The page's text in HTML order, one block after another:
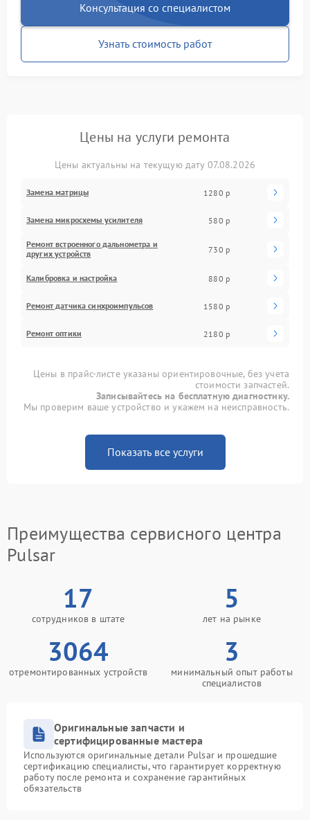
Консультация со специалистом
Узнать стоимость работ
Цены на услуги ремонта
Цены актуальны на текущую дату 07.08.2026
Замена матрицы 1280 р
Замена микросхемы усилителя 580 р
Ремонт встроенного дальнометра и
других устройств
730 р
Калибровка и настройка 880 р
Ремонт датчика синхроимпульсов 1580 р
Ремонт оптики 2180 р
Цены в прайс-листе указаны ориентировочные, без учета
стоимости запчастей.
Записывайтесь на бесплатную диагностику.
Мы проверим ваше устройство и укажем на неисправность.
Показать все услуги
Преимущества сервисного центра
Pulsar
17
сотрудников в штате
5
лет на рынке
3064
отремонтированных устройств
3
минимальный опыт работы
специалистов
Оригинальные запчасти и
сертифицированные мастера
Используются оригинальные детали Pulsar и прошедшие
сертификацию специалисты, что гарантирует корректную
работу после ремонта и сохранение гарантийных
обязательств